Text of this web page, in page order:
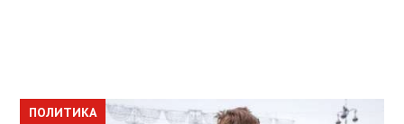
ПОЛИТИКА
ПОЛИТИКА
ОБЩЕСТВО
ПОЛИТИКА
ЭКОНОМИКА